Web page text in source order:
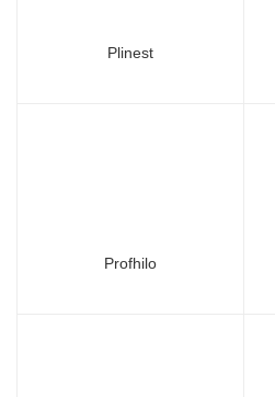
Plinest
Profhilo